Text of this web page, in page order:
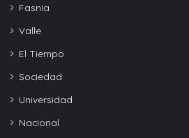
Fasnia
Valle
El Tiempo
Sociedad
Universidad
Nacional